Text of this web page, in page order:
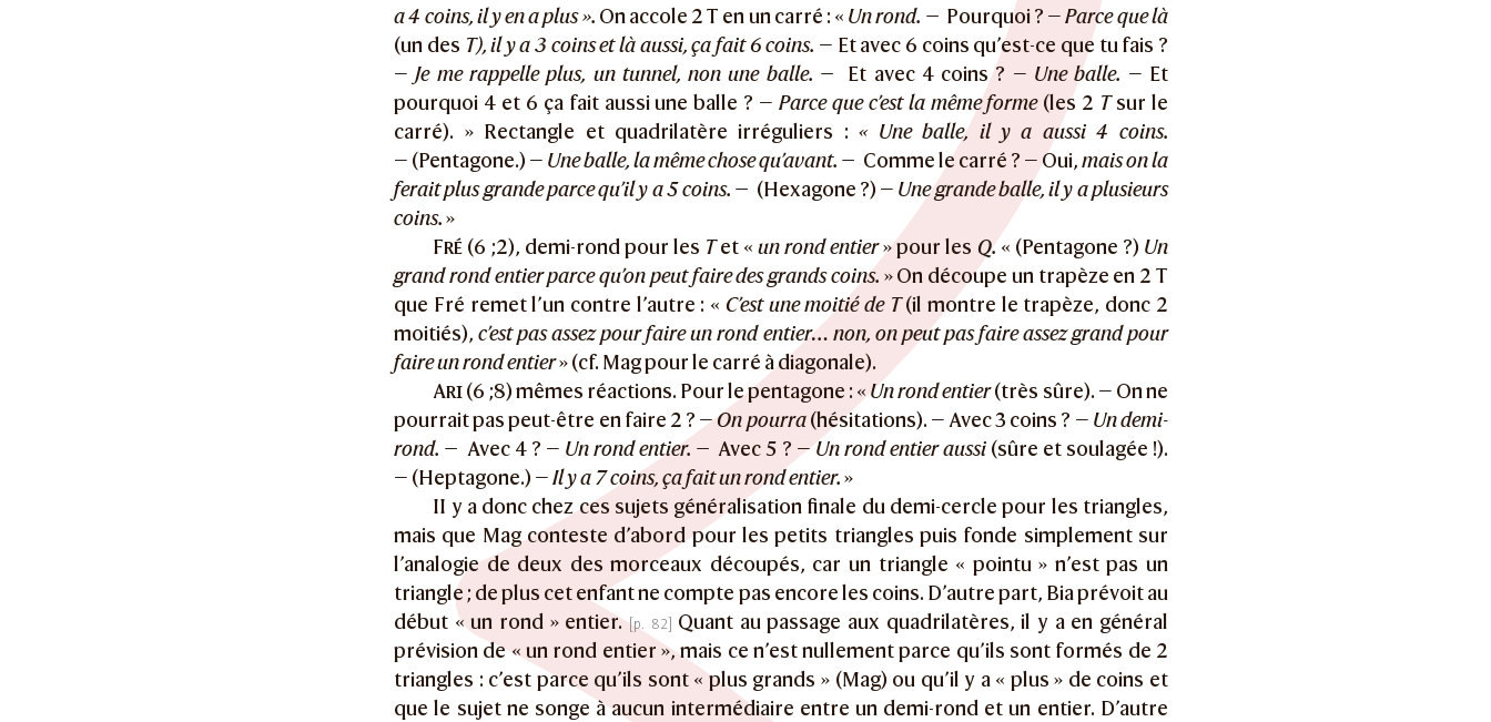
a 4 coins, il y en a plus ». On accole 2 T en un carré : « Un rond. — Pourquoi ? —Parce que là
(un des T), il y a 3 coins et là aussi, ça fait 6 coins. — Et avec 6 coins qu’est-ce que tu fais ?
—Je me rappelle plus, un tunnel, non une balle. — Et avec 4 coins ? — Une balle. — Et
pourquoi 4 et 6 ça fait aussi une balle ? — Parce que c’est la même forme(les 2 Tsur le
carré). » Rectangle et quadrilatère irréguliers :« Une balle, il y a aussi 4 coins.
— (Pentagone.) — Une balle, la même chose qu’avant. — Comme le carré ? — Oui,mais on la
ferait plus grande parce qu’il y a 5 coins. — (Hexagone ?) — Une grande balle, il y a plusieurs
coins.»
Fré (6 ;2), demi-rond pour les Tet «un rond entier» pour les Q.« (Pentagone ?) Un
grand rond entier parce qu’on peut faire des grands coins. » On découpe un trapèze en 2 T
que Fré remet l’un contre l’autre : « C’est une moitié de T(il montre le trapèze, donc 2
moitiés),c’est pas assez pour faire un rond entier… non, on peut pas faire assez grand pour
faire un rond entier» (cf. Mag pour le carré à diagonale).
Ari(6 ;8) mêmes réactions. Pour le pentagone : «Un rond entier(très sûre). — On ne
pourrait pas peut-être en faire 2 ? —On pourra(hésitations). — Avec 3 coins ? — Un demi-
rond. — Avec 4 ? — Un rond entier. — Avec 5 ? —Un rond entier aussi (sûre et soulagée !).
— (Heptagone.) —Il y a 7 coins, ça fait un rond entier.»
II y a donc chez ces sujets généralisation finale du demi-cercle pour les triangles,
mais que Mag conteste d’abord pour les petits triangles puis fonde simplement sur
l’analogie de deux des morceaux découpés, car un triangle « pointu » n’est pas un
triangle ; de plus cet enfant ne compte pas encore les coins. D’autre part, Bia prévoit au
début « un rond » entier.
Quant au passage aux quadrilatères, il y a en général
prévision de « un rond entier », mais ce n’est nullement parce qu’ils sont formés de 2
triangles : c’est parce qu’ils sont « plus grands » (Mag) ou qu’il y a « plus » de coins et
que le sujet ne songe à aucun intermédiaire entre un demi-rond et un entier. D’autre